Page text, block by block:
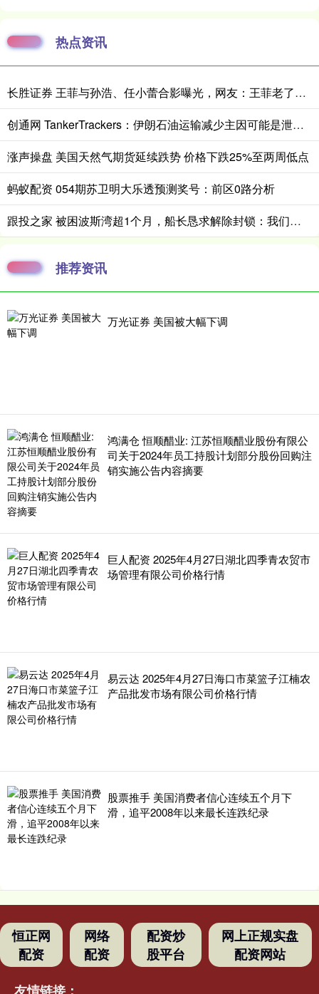
热点资讯
长胜证券 王菲与孙浩、任小蕾合影曝光，网友：王菲老了，眼角下垂皱纹明显
创通网 TankerTrackers：伊朗石油运输减少主因可能是泄漏事故 而非美国封锁
涨声操盘 美国天然气期货延续跌势 价格下跌25%至两周低点
蚂蚁配资 054期苏卫明大乐透预测奖号：前区0路分析
跟投之家 被困波斯湾超1个月，船长恳求解除封锁：我们只是海员，不是士兵
推荐资讯
万光证券 美国被大幅下调
鸿满仓 恒顺醋业: 江苏恒顺醋业股份有限公
司关于2024年员工持股计划部分股份回购注
销实施公告内容摘要
巨人配资 2025年4月27日湖北四季青农贸市
场管理有限公司价格行情
易云达 2025年4月27日海口市菜篮子江楠农
产品批发市场有限公司价格行情
股票推手 美国消费者信心连续五个月下
滑，追平2008年以来最长连跌纪录
恒正网
配资
网络
配资
配资炒
股平台
网上正规实盘
配资网站